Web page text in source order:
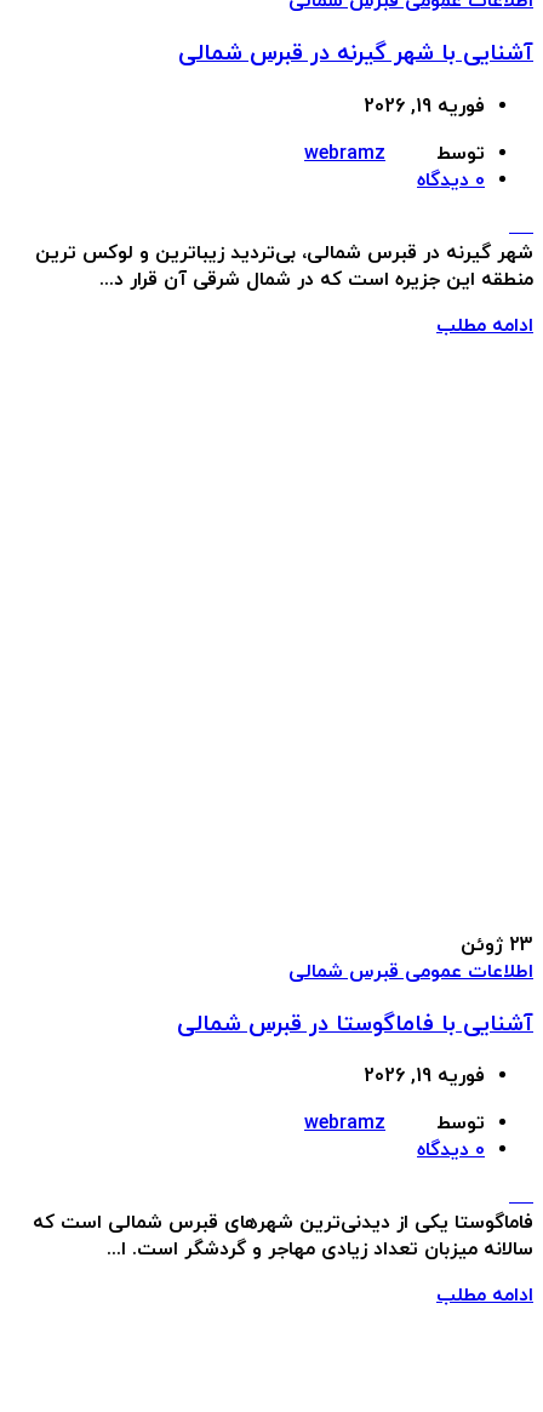
آشنایی با شهر گیرنه در قبرس شمالی
فوریه 19, 2026
توسط
webramz
0 دیدگاه
شهر گیرنه در قبرس شمالی، بی‌تردید زیباترین و لوکس ترین
منطقه این جزیره است که در شمال شرقی آن قرار د...
ادامه مطلب
23 ژوئن
اطلاعات عمومی قبرس شمالی
آشنایی با فاماگوستا در قبرس شمالی
فوریه 19, 2026
توسط
webramz
0 دیدگاه
فاماگوستا یکی از دیدنی‌ترین شهرهای قبرس شمالی است که
سالانه میزبان تعداد زیادی مهاجر و گردشگر است. ا...
ادامه مطلب